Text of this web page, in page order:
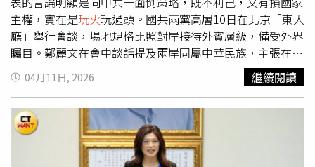
動的三種投機景象：1、股市獲利資金湧入房市2、房價再度
遭資金推升3、投機炒作死灰復燃屆時，若政策持續打房，
恐壓抑經濟與選情；若政策鬆動，又可能助長資產泡沫，政
策陷入兩難？全民瘋股，政府意想不到的2種結果。（圖／
李同榮提供）選舉因素將左右未來股市與房市走勢，三種情
境不利執政黨選情李同榮進一步分析，下半年選舉因素，將
成為左右股市與房市的重要變數。對執政黨而言，有三種情
境不利於年底大選的選情：1、股市若過熱，選前若無力推
升行情，或導致崩盤，就容易引發千萬股民的民怨。2、房
具收納於兒童無法取得的高處。業者則應加強辦公區域的消
防巡查，落實雜物堆放規範，以確保在突發狀況下能將災害
降至最低。
主權，實在是玩火玩過頭。國共兩黨高層10日在北京「東大
廳」舉行會談，場地規格比照對岸接待外賓層級，備受外界
矚目。鄭麗文在會中談話提及兩岸同屬中華民族，主張在九
二共識基礎上推動對話與交流合作、增進民生福祉，也提到
應恢復協商機制並拓展台灣國際空間，以維護台海和平穩
示，台灣應該是世界的台灣，台灣海峽也應是國際自由航行
的通道，「奢談所謂不讓外力介入、成為外力介入的棋盤，
這明擺的是向中共一面倒的策略，這是錯誤的」，更直言這
04月11日, 2026 繼續閱讀